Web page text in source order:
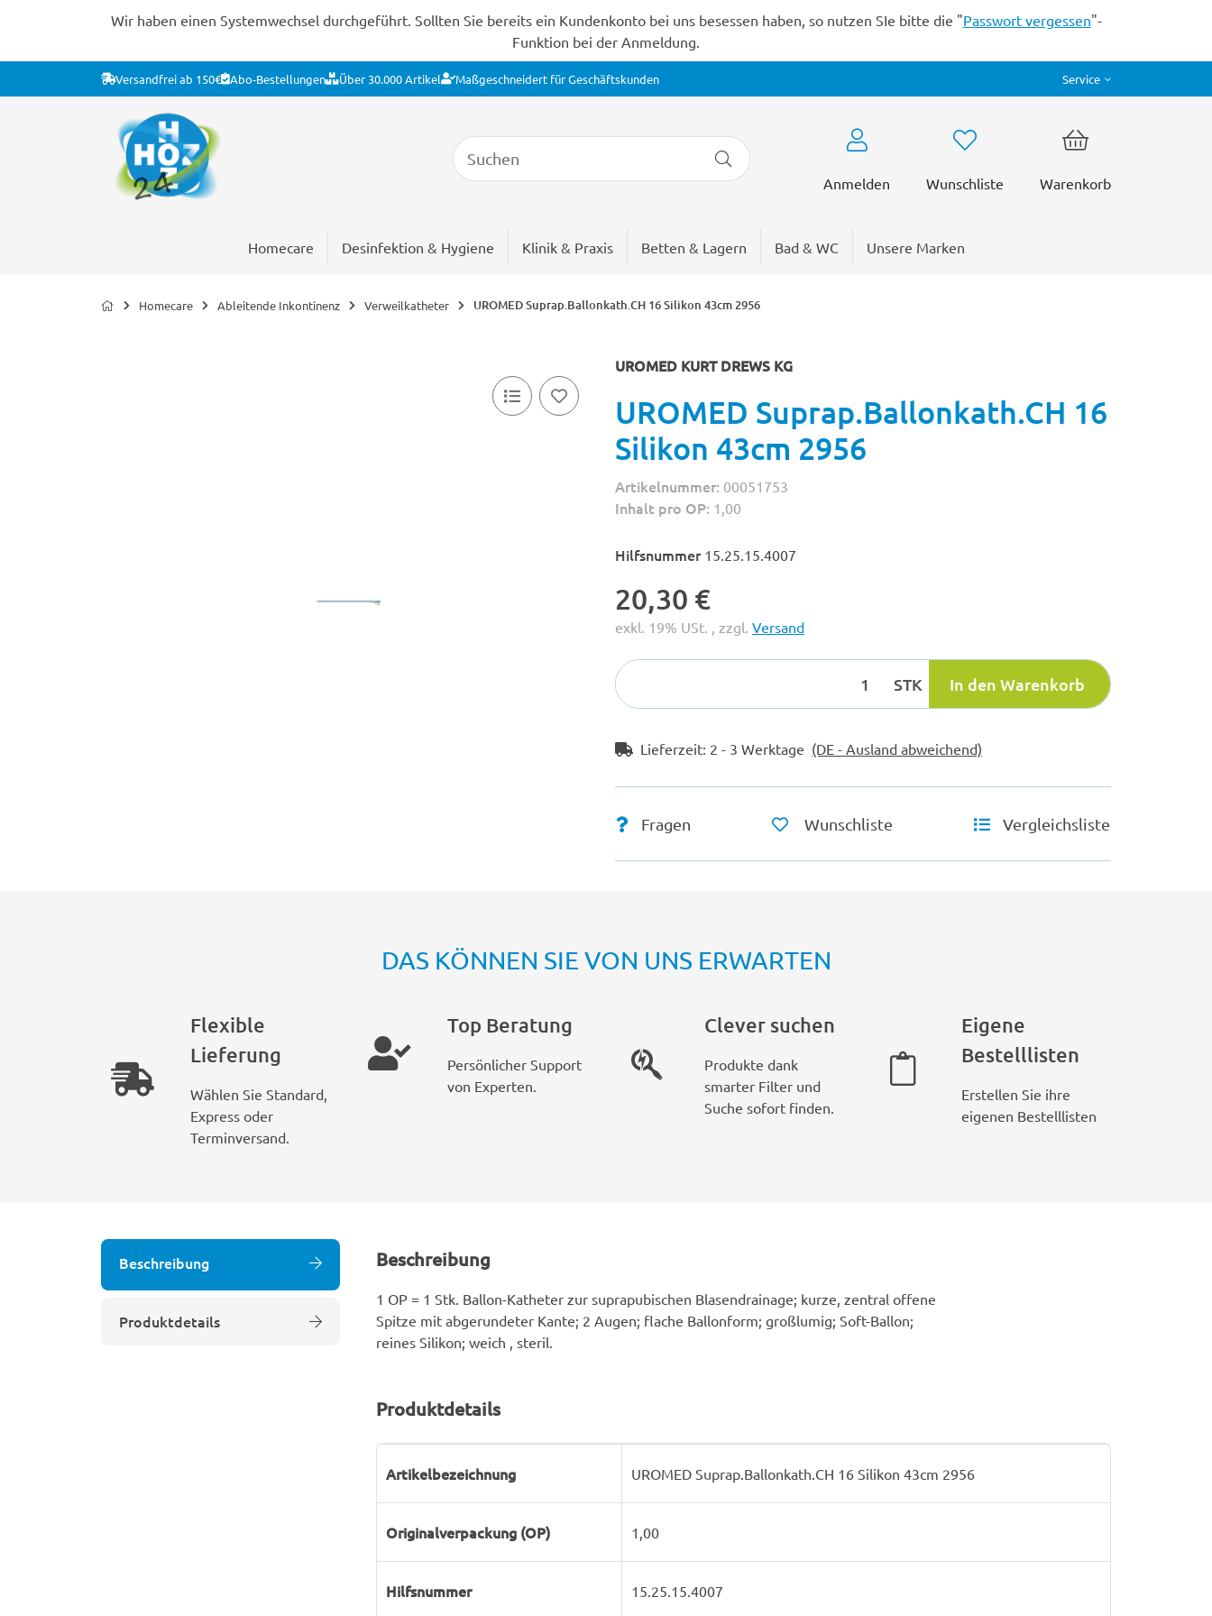
Wir haben einen Systemwechsel durchgeführt. Sollten Sie bereits ein Kundenkonto bei uns besessen haben, so nutzen SIe bitte die "Passwort vergessen"-
Funktion bei der Anmeldung.
Versandfrei ab 150€ Abo-Bestellungen Über 30.000 Artikel Maßgeschneidert für Geschäftskunden Service
Anmelden Wunschliste Warenkorb
Homecare Desinfektion & Hygiene Klinik & Praxis Betten & Lagern Bad & WC Unsere Marken
Homecare Ableitende Inkontinenz Verweilkatheter UROMED Suprap.Ballonkath.CH 16 Silikon 43cm 2956
UROMED KURT DREWS KG
UROMED Suprap.Ballonkath.CH 16
Silikon 43cm 2956
Artikelnummer: 00051753
Inhalt pro OP: 1,00
Hilfsnummer 15.25.15.4007
20,30 €
exkl. 19% USt. , zzgl. Versand
STK In den Warenkorb
Lieferzeit: 2 - 3 Werktage (DE - Ausland abweichend)
Fragen Wunschliste Vergleichsliste
DAS KÖNNEN SIE VON UNS ERWARTEN
Flexible
Lieferung
Wählen Sie Standard,
Express oder
Terminversand.
Top Beratung
Persönlicher Support
von Experten.
Clever suchen
Produkte dank
smarter Filter und
Suche sofort finden.
Eigene
Bestelllisten
Erstellen Sie ihre
eigenen Bestelllisten
Beschreibung
Produktdetails
Beschreibung
1 OP = 1 Stk. Ballon-Katheter zur suprapubischen Blasendrainage; kurze, zentral offene
Spitze mit abgerundeter Kante; 2 Augen; flache Ballonform; großlumig; Soft-Ballon;
reines Silikon; weich , steril.
Produktdetails
Artikelbezeichnung UROMED Suprap.Ballonkath.CH 16 Silikon 43cm 2956
Originalverpackung (OP) 1,00
Hilfsnummer 15.25.15.4007